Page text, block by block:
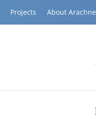
Projects About Arachne